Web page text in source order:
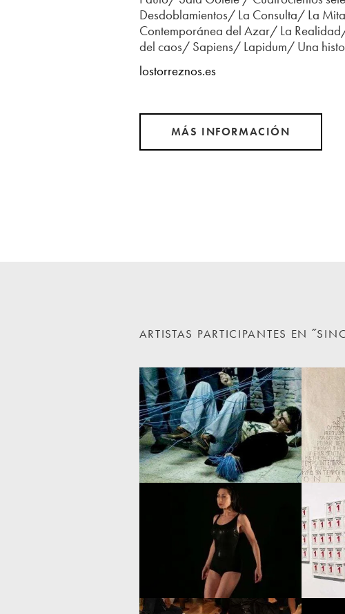
Desdoblamientos/ La Consulta/ La
Contemporánea del Azar/ La
del caos/ Sapiens/ Lapidum/ Una
lostorreznos.es
MÁS INFORMACIÓN
ARTISTAS PARTICIPANTES EN